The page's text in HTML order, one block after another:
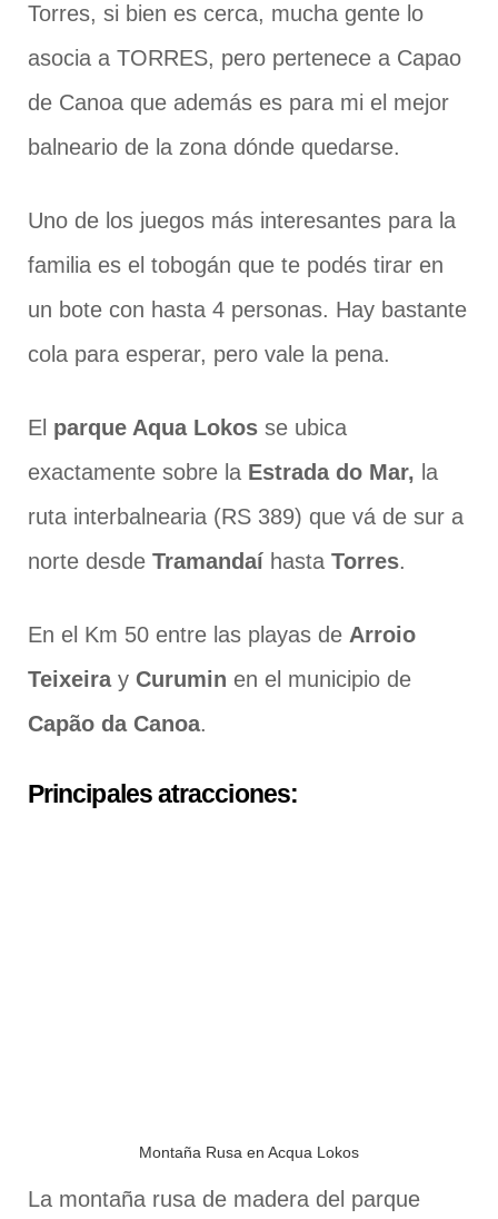
Torres, si bien es cerca, mucha gente lo
asocia a TORRES, pero pertenece a Capao
de Canoa que además es para mi el mejor
balneario de la zona dónde quedarse.
Uno de los juegos más interesantes para la
familia es el tobogán que te podés tirar en
un bote con hasta 4 personas. Hay bastante
cola para esperar, pero vale la pena.
El parque Aqua Lokos se ubica
exactamente sobre la Estrada do Mar, la
ruta interbalnearia (RS 389) que vá de sur a
norte desde Tramandaí hasta Torres.
En el Km 50 entre las playas de Arroio
Teixeiray Curumin en el municipio de
Capão da Canoa.
Principales atracciones:
Montaña Rusa en Acqua Lokos
La montaña rusa de madera del parque